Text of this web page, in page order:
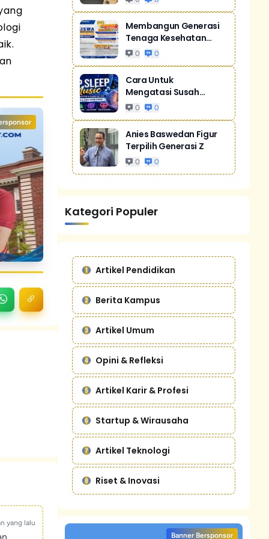
yang lalu
Membangun Generasi
Tenaga Kesehatan
Unggul Dan Men...
0 0
Cara Untuk
Mengatasi Susah
Tidur Akibat Stres
0 0
Anies Baswedan Figur
Terpilih Generasi Z
0 0
Kategori Populer
Artikel Pendidikan
Berita Kampus
Artikel Umum
Opini & Refleksi
Artikel Karir & Profesi
Startup & Wirausaha
Artikel Teknologi
Riset & Inovasi
Banner Bersponsor